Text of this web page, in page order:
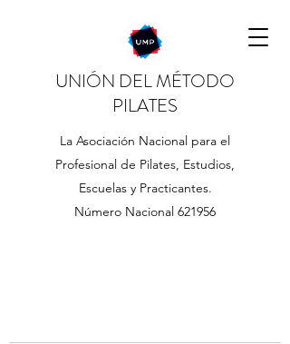
UNIÓN DEL MÉTODO
PILATES
La Asociación Nacional para el
Profesional de Pilates, Estudios,
Escuelas y Practicantes.
Número Nacional 621956